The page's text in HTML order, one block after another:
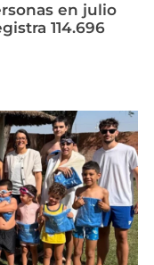
en julio
114.696